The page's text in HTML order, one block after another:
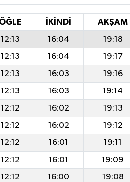
İKINDI AKŞAM
12:13 16:04 19:18
12:13 16:04 19:17
12:13 16:03 19:16
12:13 16:03 19:14
12:12 16:02 19:13
12:12 16:02 19:12
12:12 16:01 19:11
12:12 16:01 19:09
12:12 16:00 19:08